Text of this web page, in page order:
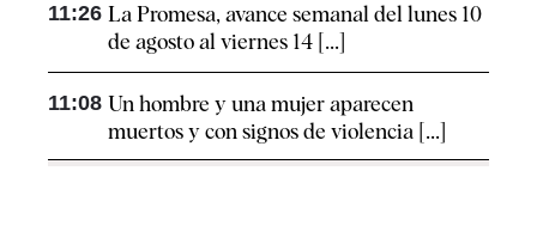
11:26 La Promesa, avance semanal del lunes 10
de agosto al viernes 14 [...]
11:08 Un hombre y una mujer aparecen
muertos y con signos de violencia [...]